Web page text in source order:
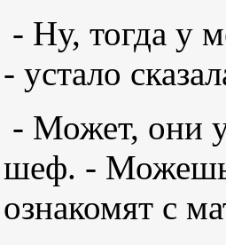
- Ну, тогда у
- устало
- Может, они у
шеф. - Можешь
ознакомят с